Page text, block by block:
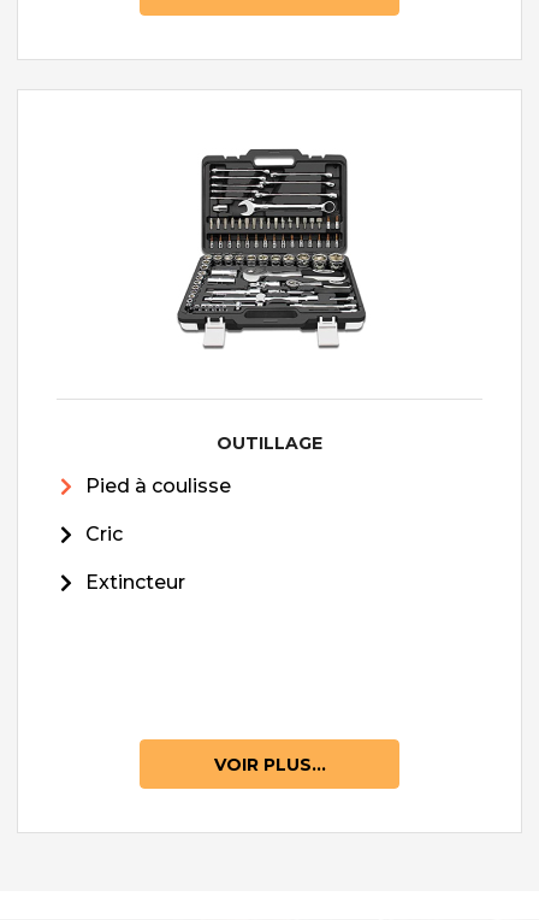
OUTILLAGE
Pied à coulisse
Cric
Extincteur
VOIR PLUS...